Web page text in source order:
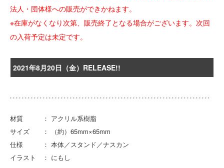
法人・団体様への販売ができかねます。
※在庫がなくなり次第、販売終了となる場合がございます。次回
の入荷予定は未定です。
2021年8月20日（金）RELEASE!!
材質 ： アクリル系樹脂
サイズ ： （約）65mm×65mm
仕様 ： 本体／スタンド／ナスカン
イラスト ： にもし